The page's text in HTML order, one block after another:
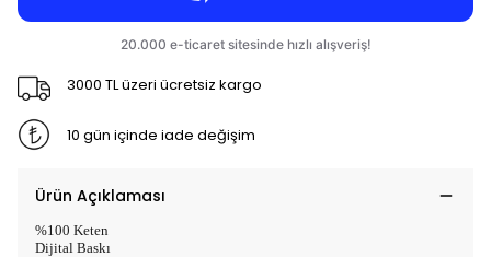
3000 TL üzeri ücretsiz kargo
10 gün içinde iade değişim
Ürün Açıklaması
%100 Keten
Dijital Baskı